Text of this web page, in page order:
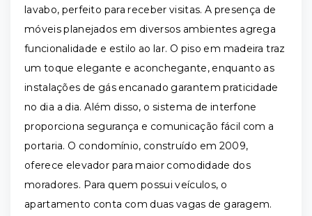
lavabo, perfeito para receber visitas. A presença de
móveis planejados em diversos ambientes agrega
funcionalidade e estilo ao lar. O piso em madeira traz
um toque elegante e aconchegante, enquanto as
instalações de gás encanado garantem praticidade
no dia a dia. Além disso, o sistema de interfone
proporciona segurança e comunicação fácil com a
portaria. O condomínio, construído em 2009,
oferece elevador para maior comodidade dos
moradores. Para quem possui veículos, o
apartamento conta com duas vagas de garagem.